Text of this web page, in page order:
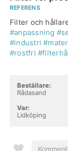
REFERENS
Filter och
#anpassning
#industri
#rostfri
Beställare:
Rådasand
Var:
Lidköping